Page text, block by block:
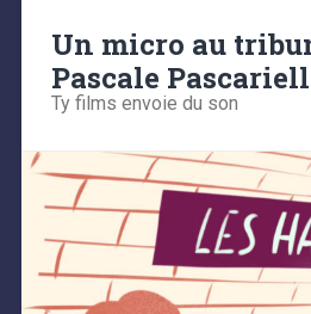
Un micro au
Pascale
Ty films envoie du son